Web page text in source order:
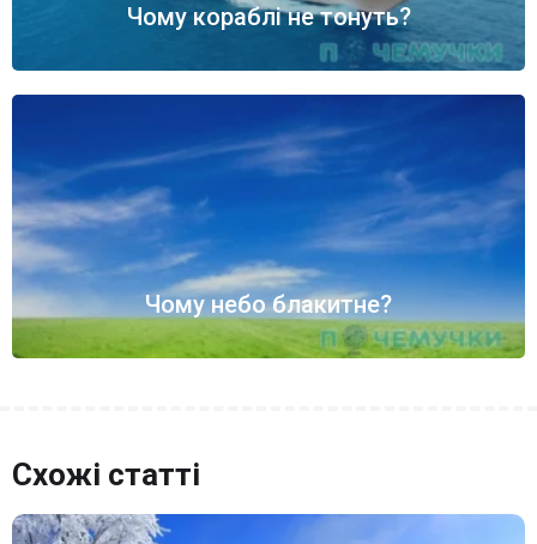
Чому кораблі не тонуть?
Чому небо блакитне?
Схожі статті